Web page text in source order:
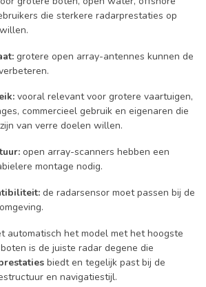
die sterkere radarprestaties op
grotere open array-antennes kunnen de
vooral relevant voor grotere vaartuigen,
commercieel gebruik en eigenaren die
van verre doelen willen.
open array-scanners hebben een
montage nodig.
de radarsensor moet passen bij de
automatisch het model met het hoogste
is de juiste radar degene die
biedt en tegelijk past bij de
en navigatiestijl.